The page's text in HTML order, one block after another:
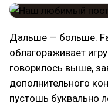
Дальше — больше.
облагораживает
говорилось выше,
дополнительного
пустошь буквально